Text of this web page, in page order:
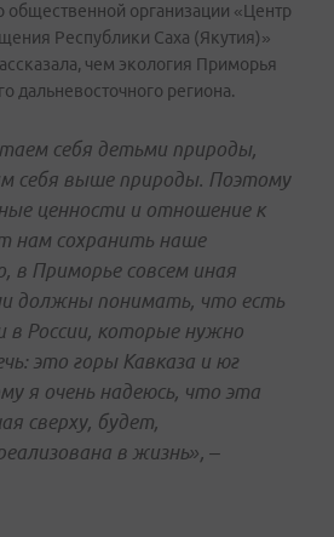
организации «Центр
Республики Саха (Якутия)»
чем экология Приморья
дальневосточного региона.
себя детьми природы,
себя выше природы. Поэтому
ценности и отношение к
нам сохранить наше
в Приморье совсем иная
должны понимать, что есть
в России, которые нужно
это горы Кавказа и юг
я очень надеюсь, что эта
сверху, будет,
в жизнь», –